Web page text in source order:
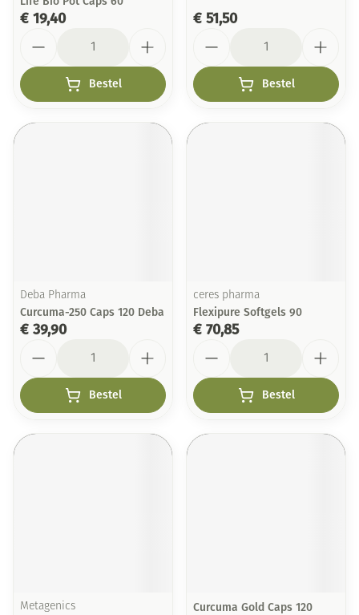
€ 19,40
Bestel
€ 51,50
Bestel
Deba Pharma
Curcuma-250 Caps 120 Deba
€ 39,90
Bestel
ceres pharma
Flexipure Softgels 90
€ 70,85
Bestel
Metagenics
Curcuma Gold Caps 120